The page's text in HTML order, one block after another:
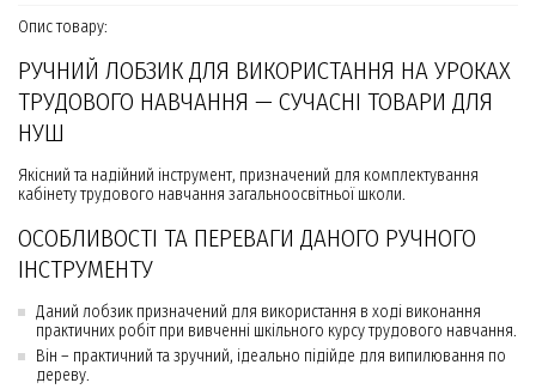
Опис товару:
РУЧНИЙ ЛОБЗИК ДЛЯ ВИКОРИСТАННЯ НА УРОКАХ
ТРУДОВОГО НАВЧАННЯ — СУЧАСНІ ТОВАРИ ДЛЯ
НУШ
Якісний та надійний інструмент, призначений для комплектування
кабінету трудового навчання загальноосвітньої школи.
ОСОБЛИВОСТІ ТА ПЕРЕВАГИ ДАНОГО РУЧНОГО
ІНСТРУМЕНТУ
Даний лобзик призначений для використання в ході виконання
практичних робіт при вивченні шкільного курсу трудового навчання.
Він – практичний та зручний, ідеально підійде для випилювання по
дереву.